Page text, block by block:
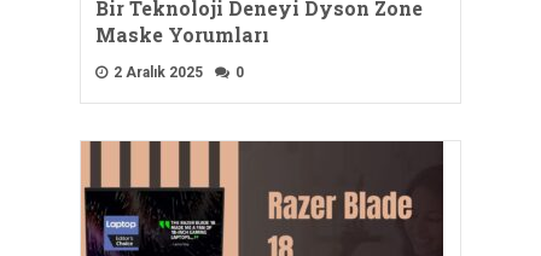
Bir Teknoloji Deneyi Dyson Zone
Maske Yorumları
2 Aralık 2025 0